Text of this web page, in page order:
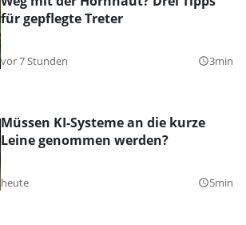
für gepflegte Treter
vor 7 Stunden query_builder3min
Müssen KI-Systeme an die kurze
Leine genommen werden?
heute query_builder5min